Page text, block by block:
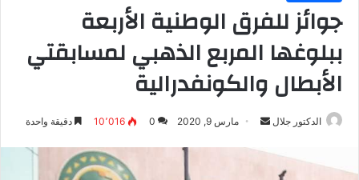
جوائز للفرق الوطنية الأربعة
ببلوغها المربع الذهبي لمسابقتي
الأبطال والكونفدرالية
الدكتور جلال
أرسل مارس 9, 2020 0 10٬016 دقيقة واحدة